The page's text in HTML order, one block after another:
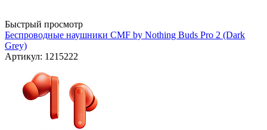
Быстрый просмотр
Беспроводные наушники CMF by Nothing Buds Pro 2 (Dark
Grey)
Артикул: 1215222